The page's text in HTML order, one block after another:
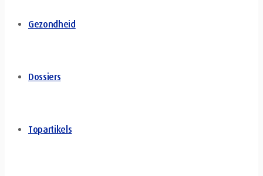
Gezondheid
Dossiers
Topartikels